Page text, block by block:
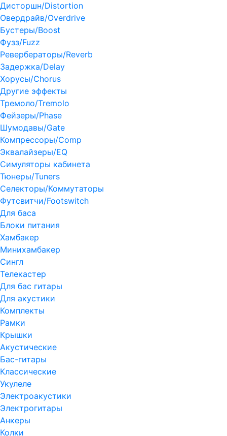
Дисторшн/Distortion
Овердрайв/Overdrive
Бустеры/Boost
Фузз/Fuzz
Ревербераторы/Reverb
Задержка/Delay
Хорусы/Chorus
Другие эффекты
Тремоло/Tremolo
Фейзеры/Phase
Шумодавы/Gate
Компрессоры/Comp
Эквалайзеры/EQ
Симуляторы кабинета
Тюнеры/Tuners
Селекторы/Коммутаторы
Футсвитчи/Footswitch
Для баса
Блоки питания
Хамбакер
Минихамбакер
Сингл
Телекастер
Для бас гитары
Для акустики
Комплекты
Рамки
Крышки
Акустические
Бас-гитары
Классические
Укулеле
Электроакустики
Электрогитары
Анкеры
Колки